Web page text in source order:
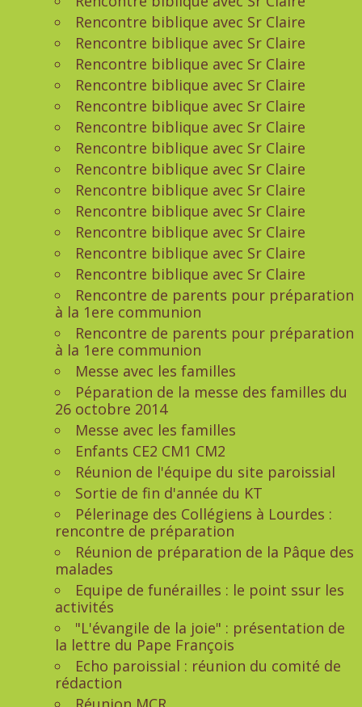
Rencontre biblique avec Sr Claire
Rencontre biblique avec Sr Claire
Rencontre biblique avec Sr Claire
Rencontre biblique avec Sr Claire
Rencontre biblique avec Sr Claire
Rencontre biblique avec Sr Claire
Rencontre biblique avec Sr Claire
Rencontre biblique avec Sr Claire
Rencontre biblique avec Sr Claire
Rencontre biblique avec Sr Claire
Rencontre biblique avec Sr Claire
Rencontre biblique avec Sr Claire
Rencontre biblique avec Sr Claire
Rencontre de parents pour préparation
à la 1ere communion
Rencontre de parents pour préparation
à la 1ere communion
Messe avec les familles
Péparation de la messe des familles du
26 octobre 2014
Messe avec les familles
Enfants CE2 CM1 CM2
Réunion de l'équipe du site paroissial
Sortie de fin d'année du KT
Pélerinage des Collégiens à Lourdes :
rencontre de préparation
Réunion de préparation de la Pâque des
malades
Equipe de funérailles : le point ssur les
activités
"L'évangile de la joie" : présentation de
la lettre du Pape François
Echo paroissial : réunion du comité de
rédaction